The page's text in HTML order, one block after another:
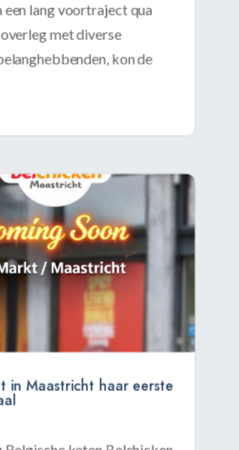
lang voortraject qua
met diverse
kon de
in Maastricht haar eerste